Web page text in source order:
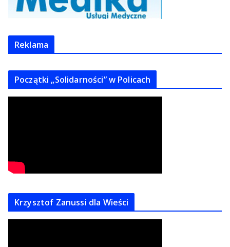
Reklama
Początki „Solidarności” w Policach
Krzysztof Zanussi dla Wieści